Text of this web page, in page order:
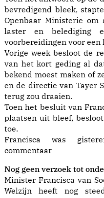
bevredigend bleek,
Openbaar Ministerie om
laster en belediging
voorbereidingen voor een
Vorige week besloot de
van het kort geding al
bekend moest maken of
en de directie van Tayer
terug zou draaien.
Toen het besluit van
plaatsen uit bleef,
toe.
Francisca was
commentaar
Nog geen verzoek tot
Minister Francisca van
Welzijn heeft nog